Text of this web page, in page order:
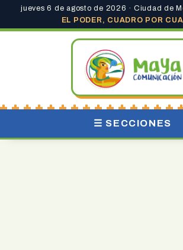
jueves 6 de agosto de 2026 · Ciudad de
EL PODER, CUADRO POR
☰ SECCIONES